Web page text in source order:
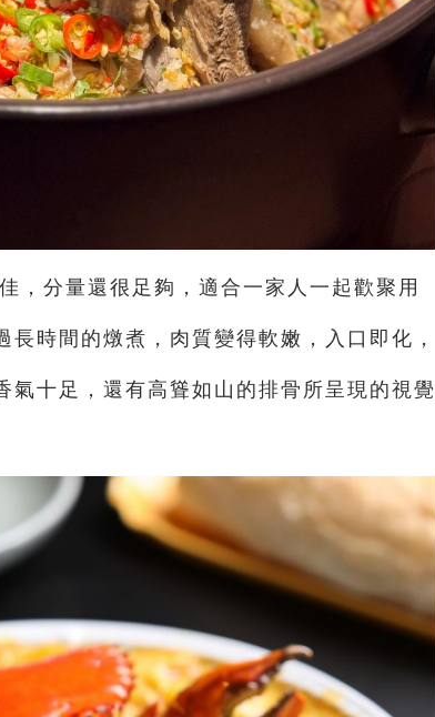
，分量還很足夠，適合一家人一起歡聚用
時間的燉煮，肉質變得軟嫩，入口即化，
十足，還有高聳如山的排骨所呈現的視覺